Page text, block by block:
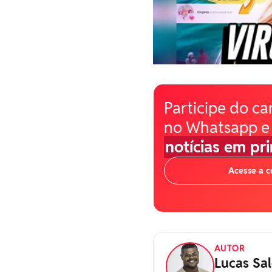
Participe do
no Whatsapp
notícias em
Acesse a
AUTOR
Lucas